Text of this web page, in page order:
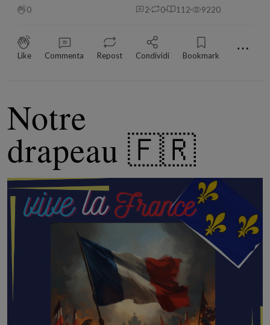
0 2 0 112 9220
Like Commenta Repost Condividi Bookmark ⋯
Notre
drapeau 🇫🇷